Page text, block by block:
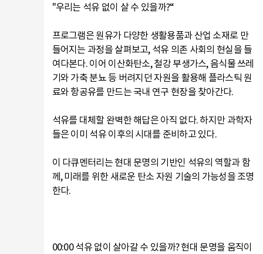
"우리는 석유 없이 살 수 있을까?“
프로그램은 원유가 다양한 생활용품과 산업 소재로 만
들어지는 과정을 살펴보고, 석유 의존 사회의 현실을 들
여다본다. 이어 이산화탄소, 철강 부생가스, 음식물 쓰레
기와 가축 분뇨 등 버려지던 자원을 활용해 플라스틱 원
료와 항공유를 만드는 국내 연구 현장을 찾아간다.
석유를 대체할 완벽한 해답은 아직 없다. 하지만 과학자
들은 이미 석유 이후의 시대를 준비하고 있다.
이 다큐멘터리는 현대 문명의 기반인 석유의 역할과 함
께, 미래를 위한 새로운 탄소 자원 기술의 가능성을 조명
한다.
00:00 석유 없이 살아갈 수 있을까? 현대 문명을 움직이